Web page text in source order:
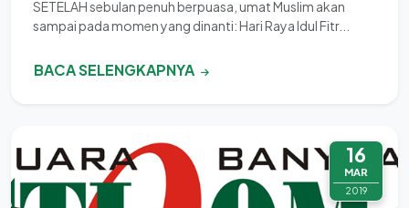
SETELAH sebulan penuh berpuasa, umat Muslim akan
sampai pada momen yang dinanti: Hari Raya Idul Fitr...
BACA SELENGKAPNYA
16
MAR
2019